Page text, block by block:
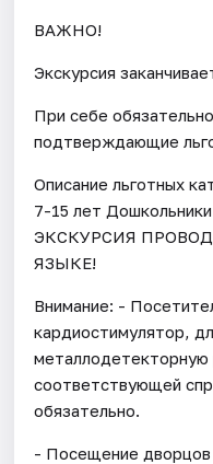
ВАЖНО!
Экскурсия
При себе
подтверждающие
Описание льготных
7-15 лет
ЭКСКУРСИЯ
ЯЗЫКЕ!
Внимание: -
кардиостимулятор,
металлодетекторную
соответствующей
обязательно.
- Посещение